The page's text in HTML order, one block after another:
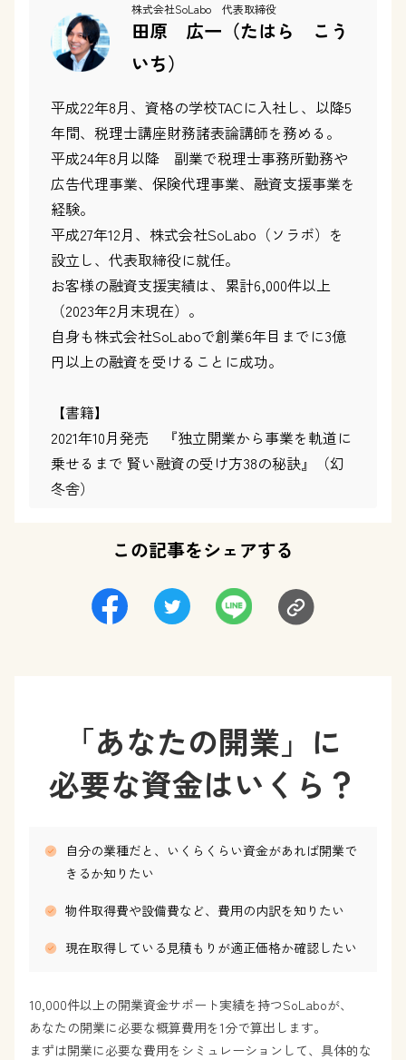
株式会社SoLabo 代表取締役
田原 広一（たはら こう
いち）
平成22年8月、資格の学校TACに入社し、以降5
年間、税理士講座財務諸表論講師を務める。
平成24年8月以降 副業で税理士事務所勤務や
広告代理事業、保険代理事業、融資支援事業を
経験。
平成27年12月、株式会社SoLabo（ソラボ）を
設立し、代表取締役に就任。
お客様の融資支援実績は、累計6,000件以上
（2023年2月末現在）。
自身も株式会社SoLaboで創業6年目までに3億
円以上の融資を受けることに成功。
【書籍】
2021年10月発売 『独立開業から事業を軌道に
乗せるまで 賢い融資の受け方38の秘訣』（幻
冬舎）
この記事をシェアする
「あなたの開業」に
必要な資金はいくら？
自分の業種だと、いくらくらい資金があれば開業で
きるか知りたい
物件取得費や設備費など、費用の内訳を知りたい
現在取得している見積もりが適正価格か確認したい
10,000件以上の開業資金サポート実績を持つSoLaboが、
あなたの開業に必要な概算費用を1分で算出します。
まずは開業に必要な費用をシミュレーションして、具体的な